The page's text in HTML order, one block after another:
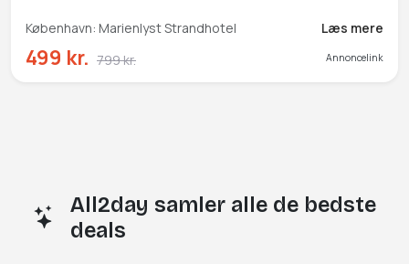
København: Marienlyst Strandhotel Læs mere
499 kr. 799 kr. Annoncelink
All2day samler alle de bedste
deals